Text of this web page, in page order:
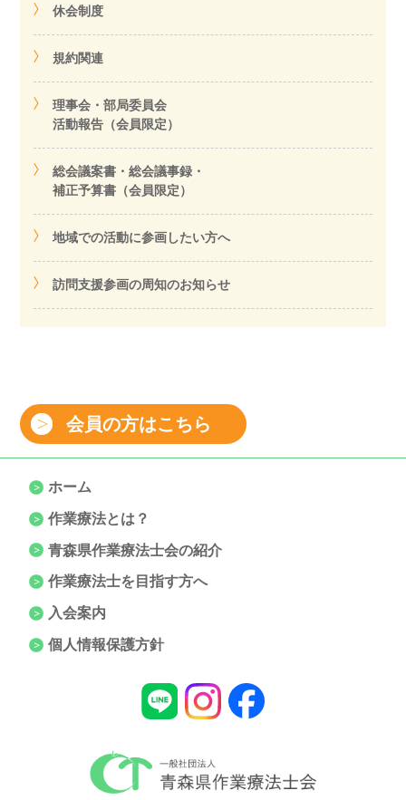
休会制度
規約関連
理事会・部局委員会
活動報告（会員限定）
総会議案書・総会議事録・
補正予算書（会員限定）
地域での活動に参画したい方へ
訪問支援参画の周知のお知らせ
会員の方はこちら
ホーム
作業療法とは？
青森県作業療法士会の紹介
作業療法士を目指す方へ
入会案内
個人情報保護方針